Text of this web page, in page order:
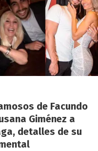
de Facundo
Giménez a
detalles de su